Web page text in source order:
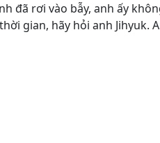
đã rơi vào bẫy, anh ấy
gian, hãy hỏi anh Jihyuk.